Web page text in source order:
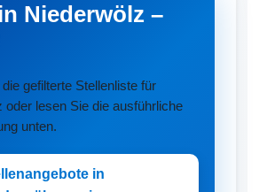
Niederwölz –
gefilterte Stellenliste für
oder lesen Sie die ausführliche
unten.
in